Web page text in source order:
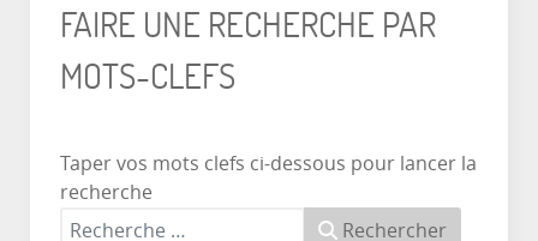
FAIRE UNE RECHERCHE PAR
MOTS-CLEFS
Taper vos mots clefs ci-dessous pour lancer la
recherche
Rechercher